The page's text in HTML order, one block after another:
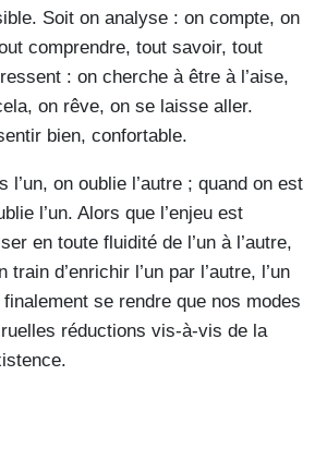
Soit on analyse : on compte, on
comprendre, tout savoir, tout
: on cherche à être à l’aise,
on rêve, on se laisse aller.
bien, confortable.
l’un, on oublie l’autre ; quand on est
l’un. Alors que l’enjeu est
en toute fluidité de l’un à l’autre,
d’enrichir l’un par l’autre, l’un
finalement se rendre que nos modes
réductions vis-à-vis de la